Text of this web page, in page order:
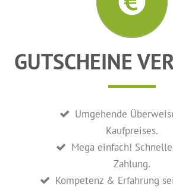
GUTSCHEINE
Umgehende
Kaufpreises.
Mega einfach!
Zahlung.
Kompetenz & Erfahrung